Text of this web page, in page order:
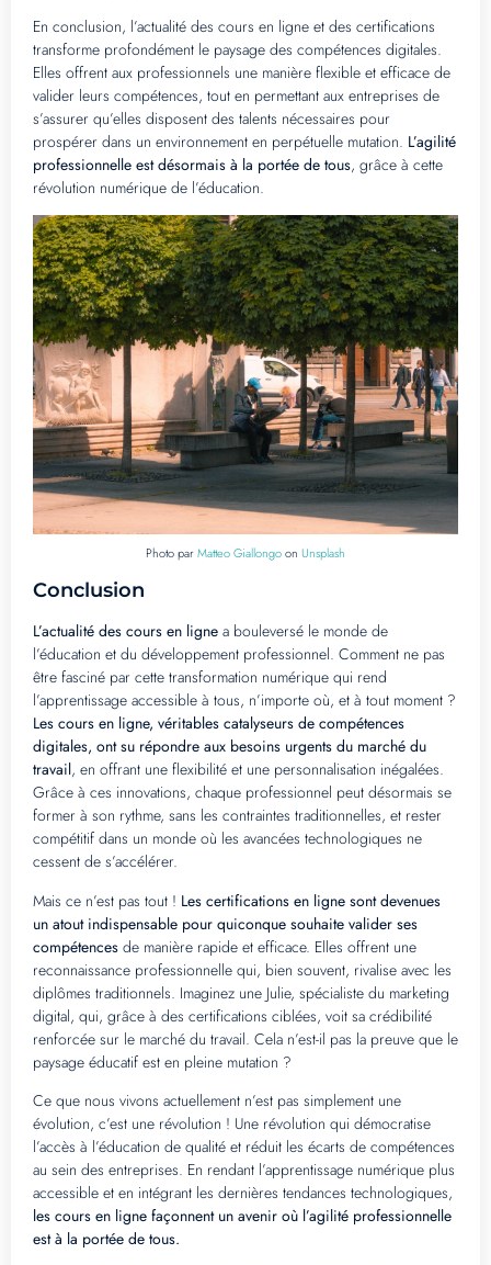
En conclusion, l’actualité des cours en ligne et des certifications
transforme profondément le paysage des compétences digitales.
Elles offrent aux professionnels une manière flexible et efficace de
valider leurs compétences, tout en permettant aux entreprises de
s’assurer qu’elles disposent des talents nécessaires pour
prospérer dans un environnement en perpétuelle mutation. L’agilité
professionnelle est désormais à la portée de tous, grâce à cette
révolution numérique de l’éducation.
Photo parMatteo Giallongoon Unsplash
Conclusion
L’actualité des cours en ligne a bouleversé le monde de
l’éducation et du développement professionnel. Comment ne pas
être fasciné par cette transformation numérique qui rend
l’apprentissage accessible à tous, n’importe où, et à tout moment ?
Les cours en ligne, véritables catalyseurs de compétences
digitales, ont su répondre aux besoins urgents du marché du
travail, en offrant une flexibilité et une personnalisation inégalées.
Grâce à ces innovations, chaque professionnel peut désormais se
former à son rythme, sans les contraintes traditionnelles, et rester
compétitif dans un monde où les avancées technologiques ne
cessent de s’accélérer.
Mais ce n’est pas tout ! Les certifications en ligne sont devenues
un atout indispensable pour quiconque souhaite valider ses
compétences de manière rapide et efficace. Elles offrent une
reconnaissance professionnelle qui, bien souvent, rivalise avec les
diplômes traditionnels. Imaginez une Julie, spécialiste du marketing
digital, qui, grâce à des certifications ciblées, voit sa crédibilité
renforcée sur le marché du travail. Cela n’est-il pas la preuve que le
paysage éducatif est en pleine mutation ?
Ce que nous vivons actuellement n’est pas simplement une
évolution, c’est une révolution ! Une révolution qui démocratise
l’accès à l’éducation de qualité et réduit les écarts de compétences
au sein des entreprises. En rendant l’apprentissage numérique plus
accessible et en intégrant les dernières tendances technologiques,
les cours en ligne façonnent un avenir où l’agilité professionnelle
est à la portée de tous.